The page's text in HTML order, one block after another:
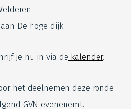
De hoge dijk
je nu in via de kalender.
het deelnemen deze ronde
GVN evenenemt.